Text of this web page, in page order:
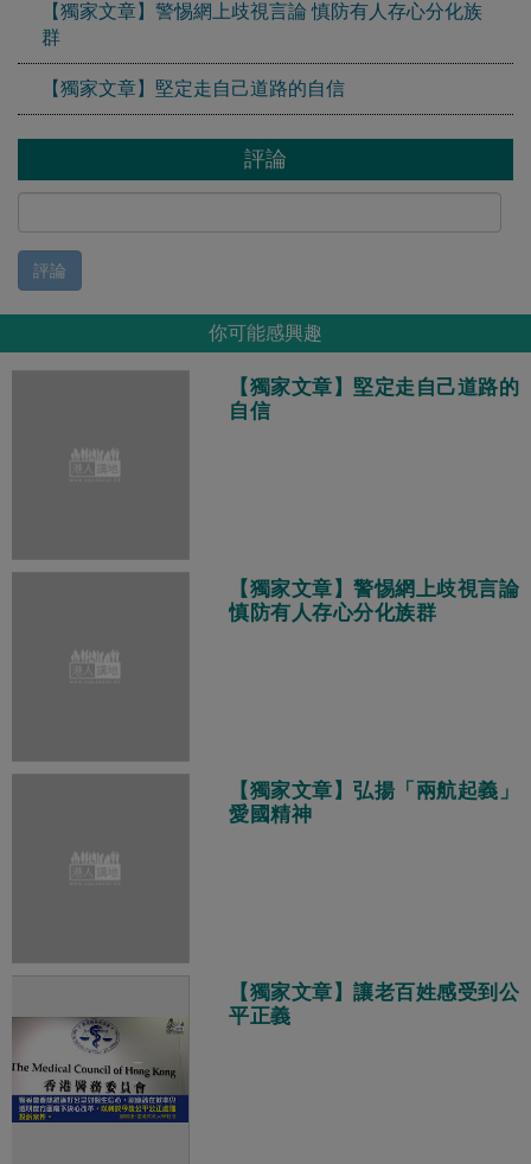
【獨家文章】警惕網上歧視言論 慎防有人存心分化族
群
【獨家文章】堅定走自己道路的自信
評論
評論
你可能感興趣
【獨家文章】堅定走自己道路的
自信
【獨家文章】警惕網上歧視言論
慎防有人存心分化族群
【獨家文章】弘揚「兩航起義」
愛國精神
【獨家文章】讓老百姓感受到公
平正義